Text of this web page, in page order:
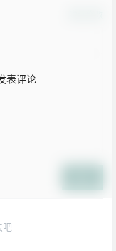
表评论
吧